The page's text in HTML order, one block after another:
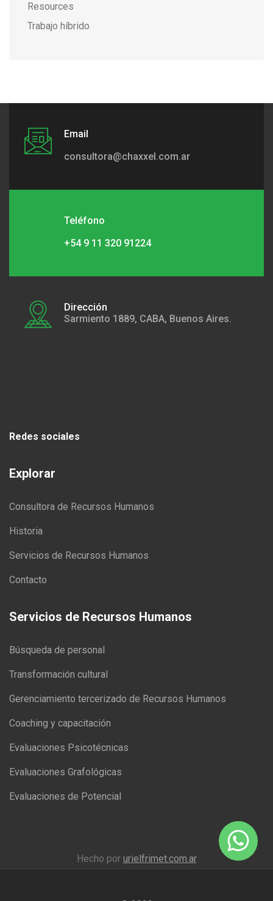
Resources
Trabajo híbrido
Email
consultora@chaxxel.com.ar
Teléfono
+54 9 11 320 91224
Dirección
Sarmiento 1889, CABA, Buenos Aires.
Redes sociales
Explorar
Consultora de Recursos Humanos
Historia
Servicios de Recursos Humanos
Contacto
Servicios de Recursos Humanos
Búsqueda de personal
Transformación cultural
Gerenciamiento tercerizado de Recursos Humanos
Coaching y capacitación
Evaluaciones Psicotécnicas
Evaluaciones Grafológicas
Evaluaciones de Potencial
Hecho por urielfrimet.com.ar